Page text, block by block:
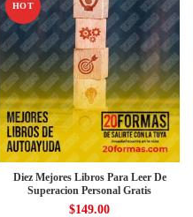
HOT
Diez Mejores Libros Para Leer De
Superacion Personal Gratis
$149.00